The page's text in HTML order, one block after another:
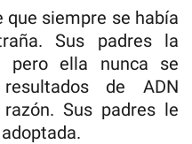
siempre se había
Sus padres la
pero ella nunca se
de ADN
Sus padres le